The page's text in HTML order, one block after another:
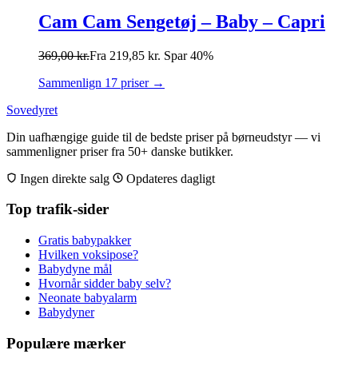
Cam Cam Sengetøj – Baby – Capri
369,00kr.Fra 219,85 kr. Spar 40%
Sammenlign 17 priser →
Sovedyret
Din uafhængige guide til de bedste priser på børneudstyr — vi
sammenligner priser fra 50+ danske butikker.
Ingen direkte salg
Opdateres dagligt
Top trafik-sider
Gratis babypakker
Hvilken voksipose?
Babydyne mål
Hvornår sidder baby selv?
Neonate babyalarm
Babydyner
Populære mærker